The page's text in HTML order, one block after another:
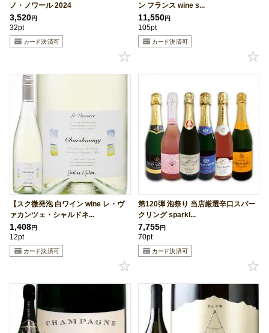
ノ・ノワール 2024
3,520円
32pt
ン フランス wine s...
11,550円
105pt
【スク微発泡 白ワイン wine レ・ヴ
ァカンツェ・シャルドネ...
1,408円
12pt
第120弾 泡祭り 当店厳選辛口スパー
クリング sparkl...
7,755円
70pt